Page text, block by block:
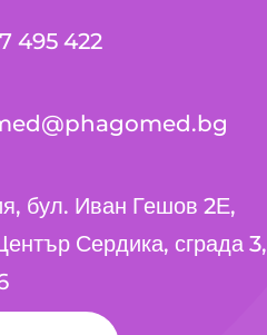
495 422
бул. Иван Гешов 2Е,
Сердика, сграда 3,